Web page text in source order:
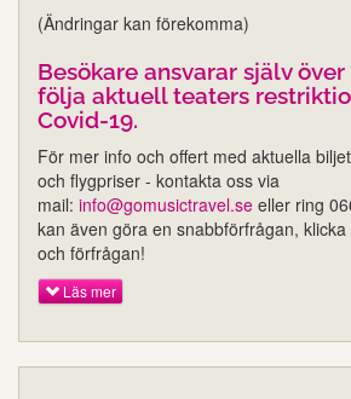
(Ändringar kan förekomma)
Besökare ansvarar själv
följa aktuell teaters
Covid-19.
För mer info och offert med aktuella
och flygpriser - kontakta oss via
mail: info@gomusictravel.se eller ring
kan även göra en snabbförfrågan,
och förfrågan!
Läs mer